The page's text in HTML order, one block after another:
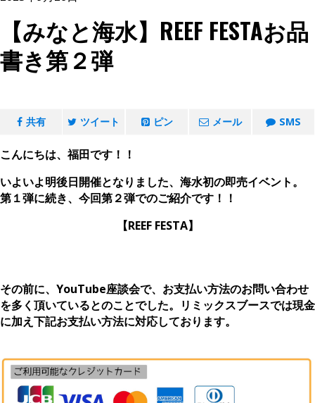
【みなと海水】REEF FESTAお品
書き第２弾
共有 ツイート ピン メール SMS
こんにちは、福田です！！
いよいよ明後日開催となりました、海水初の即売イベント。
第１弾に続き、今回第２弾でのご紹介です！！
【REEF FESTA】
その前に、YouTube座談会で、お支払い方法のお問い合わせ
を多く頂いているとのことでした。リミックスブースでは現金
に加え下記お支払い方法に対応しております。